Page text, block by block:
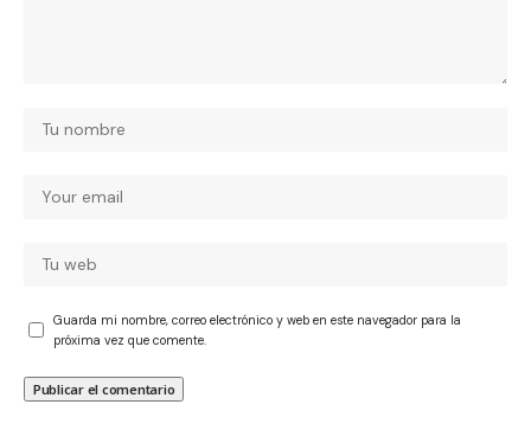
Guarda mi nombre, correo electrónico y web en este navegador para la
próxima vez que comente.